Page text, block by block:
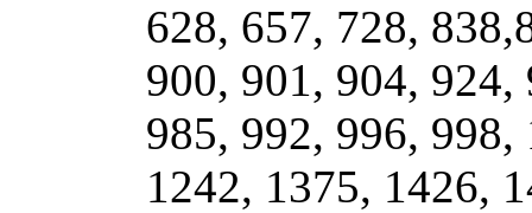
628, 657, 728,
900, 901, 904,
985, 992, 996, 998,
1242, 1375, 1426,